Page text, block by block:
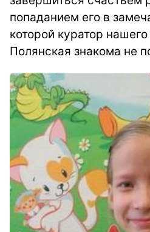
попаданием его в
которой куратор
Полянская знакома не